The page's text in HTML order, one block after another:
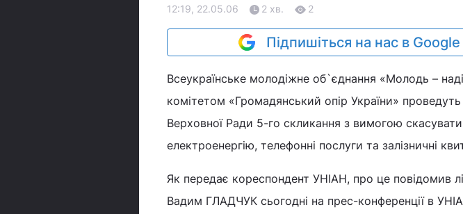
12:19, 22.05.06 2 хв. 2
Підпишіться на нас в Google
Всеукраїнське молодіжне об`єднання «Молодь –
комітетом «Громадянський опір України» проведуть
Верховної Ради 5-го скликання з вимогою
електроенергію, телефонні послуги та залізничні
Як передає кореспондент УНІАН, про це повідомив
Вадим ГЛАДЧУК сьогодні на прес-конференції в